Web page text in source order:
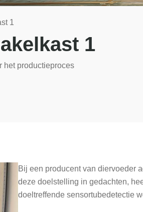
1
1
het productieproces
Bij een producent van diervoeder
deze doelstelling in gedachten,
doeltreffende sensortubedetectie